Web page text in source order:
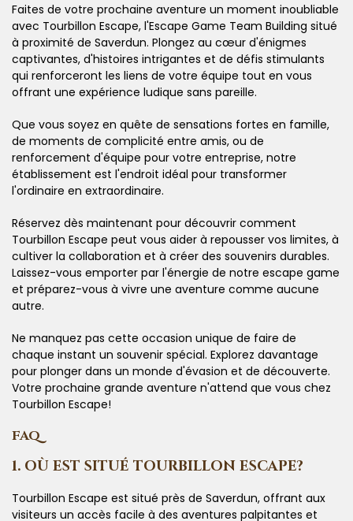
Faites de votre prochaine aventure un moment inoubliable
avec Tourbillon Escape, l'Escape Game Team Building situé
à proximité de Saverdun. Plongez au cœur d'énigmes
captivantes, d'histoires intrigantes et de défis stimulants
qui renforceront les liens de votre équipe tout en vous
offrant une expérience ludique sans pareille.
Que vous soyez en quête de sensations fortes en famille,
de moments de complicité entre amis, ou de
renforcement d'équipe pour votre entreprise, notre
établissement est l'endroit idéal pour transformer
l'ordinaire en extraordinaire.
Réservez dès maintenant pour découvrir comment
Tourbillon Escape peut vous aider à repousser vos limites, à
cultiver la collaboration et à créer des souvenirs durables.
Laissez-vous emporter par l'énergie de notre escape game
et préparez-vous à vivre une aventure comme aucune
autre.
Ne manquez pas cette occasion unique de faire de
chaque instant un souvenir spécial. Explorez davantage
pour plonger dans un monde d'évasion et de découverte.
Votre prochaine grande aventure n'attend que vous chez
Tourbillon Escape!
FAQ
1. OÙ EST SITUÉ TOURBILLON ESCAPE?
Tourbillon Escape est situé près de Saverdun, offrant aux
visiteurs un accès facile à des aventures palpitantes et